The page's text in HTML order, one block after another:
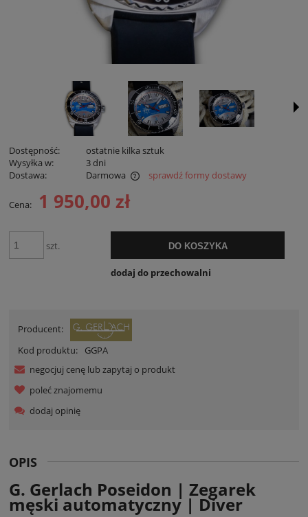
Dostępność:
ostatnie kilka sztuk
Wysyłka w:
3 dni
Dostawa:
Darmowa
sprawdź formy dostawy
Cena: 1 950,00 zł
szt. DO KOSZYKA
dodaj do przechowalni
Producent:
Kod produktu:
GGPA
negocjuj cenę lub zapytaj o produkt
poleć znajomemu
dodaj opinię
OPIS
G. Gerlach Poseidon | Zegarek
męski automatyczny | Diver